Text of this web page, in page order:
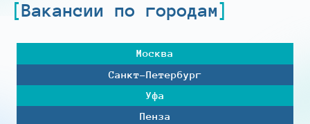
Вакансии по городам
Москва
Санкт-Петербург
Уфа
Пенза